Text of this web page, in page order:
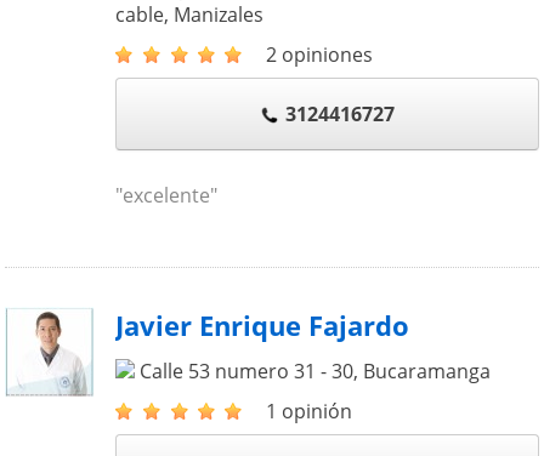
cable, Manizales
2 opiniones
3124416727
"excelente"
Javier Enrique Fajardo
Calle 53 numero 31 - 30, Bucaramanga
1 opinión